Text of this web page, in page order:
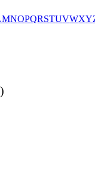
MNOPQRSTUVWXY